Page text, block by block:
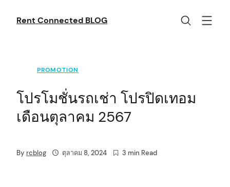
Rent Connected BLOG
PROMOTION
โปรโมชั่นรถเช่า โปรปิดเทอม
เดือนตุลาคม 2567
By rcblog ตุลาคม 8, 2024 3 min Read